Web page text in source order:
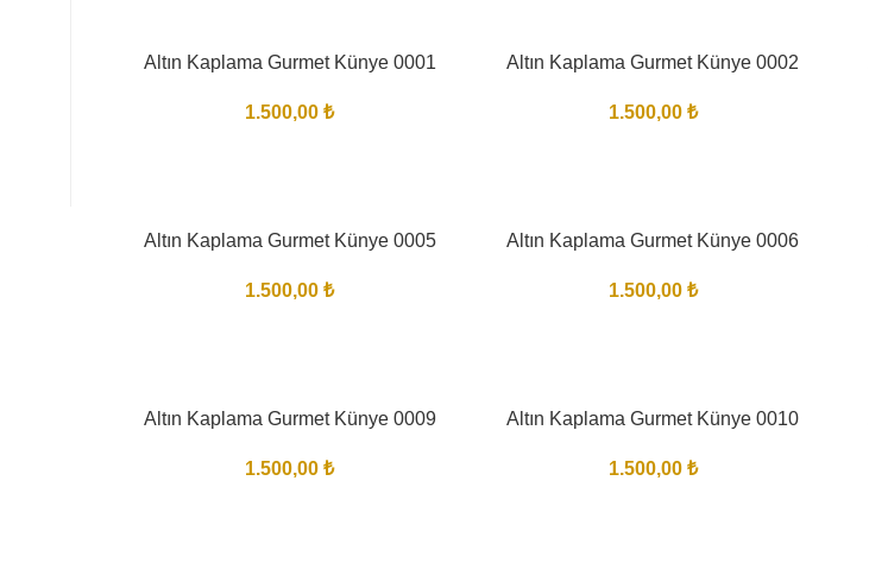
Altın Kaplama Gurmet Künye 0001
1.500,00₺
Altın Kaplama Gurmet Künye 0002
1.500,00 ₺
Altın Kaplama Gurmet Künye 0005
1.500,00₺
Altın Kaplama Gurmet Künye 0006
1.500,00 ₺
Altın Kaplama Gurmet Künye 0009
1.500,00₺
Altın Kaplama Gurmet Künye 0010
1.500,00 ₺